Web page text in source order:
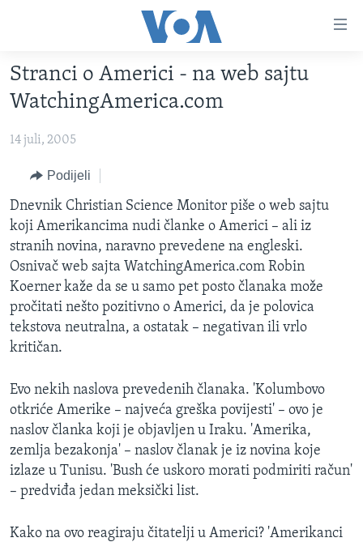
glavni
sadržaj
na
navigaciju
Idi
na
pretragu
FOTOGRAFIJE DANA
VIJESTI
SJEDINJENE AMERIČKE DRŽAVE
BOSNA I HERCEGOVINA
SVIJET
NAUKA I TEHNOLOGIJA
SPECIJALNI PROJEKTI
KORUPCIJA
SLOBODA MEDIJA
ŽENSKA STRANA
IZBJEGLIČKA STRANA
MAGAZIN
O GLASU AMERIKE
Learning English
PRATITE NAS
Stranci o Americi - na web sajtu
WatchingAmerica.com
14 juli, 2005
Podijeli
Dnevnik Christian Science Monitor piše o web sajtu
koji Amerikancima nudi članke o Americi – ali iz
stranih novina, naravno prevedene na engleski.
Osnivač web sajta WatchingAmerica.com Robin
Koerner kaže da se u samo pet posto članaka može
pročitati nešto pozitivno o Americi, da je polovica
tekstova neutralna, a ostatak – negativan ili vrlo
kritičan.
Evo nekih naslova prevedenih članaka. 'Kolumbovo
otkriće Amerike – najveća greška povijesti' – ovo je
naslov članka koji je objavljen u Iraku. 'Amerika,
zemlja bezakonja' – naslov članak je iz novina koje
izlaze u Tunisu. 'Bush će uskoro morati podmiriti račun'
– predviđa jedan meksički list.
Kako na ovo reagiraju čitatelji u Americi? 'Amerikanci